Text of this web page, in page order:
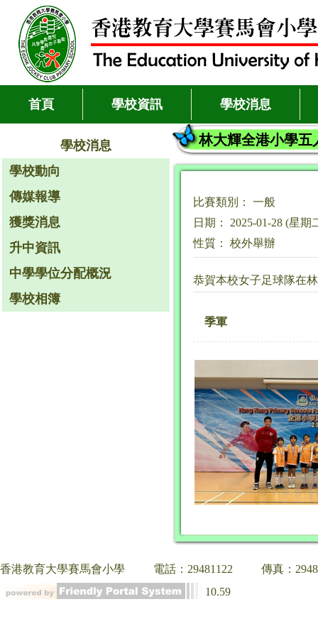
首頁 學校資訊 學校消息
學校消息
學校動向
傳媒報導
獲獎消息
升中資訊
中學學位分配概況
學校相簿
林大輝全港小學五
比賽類別： 一般
日期： 2025-01-28 (星期
性質： 校外舉辦
恭賀本校女子足球隊在
季軍
香港教育大學賽馬會小學 電話：29481122
傳真：
10.59